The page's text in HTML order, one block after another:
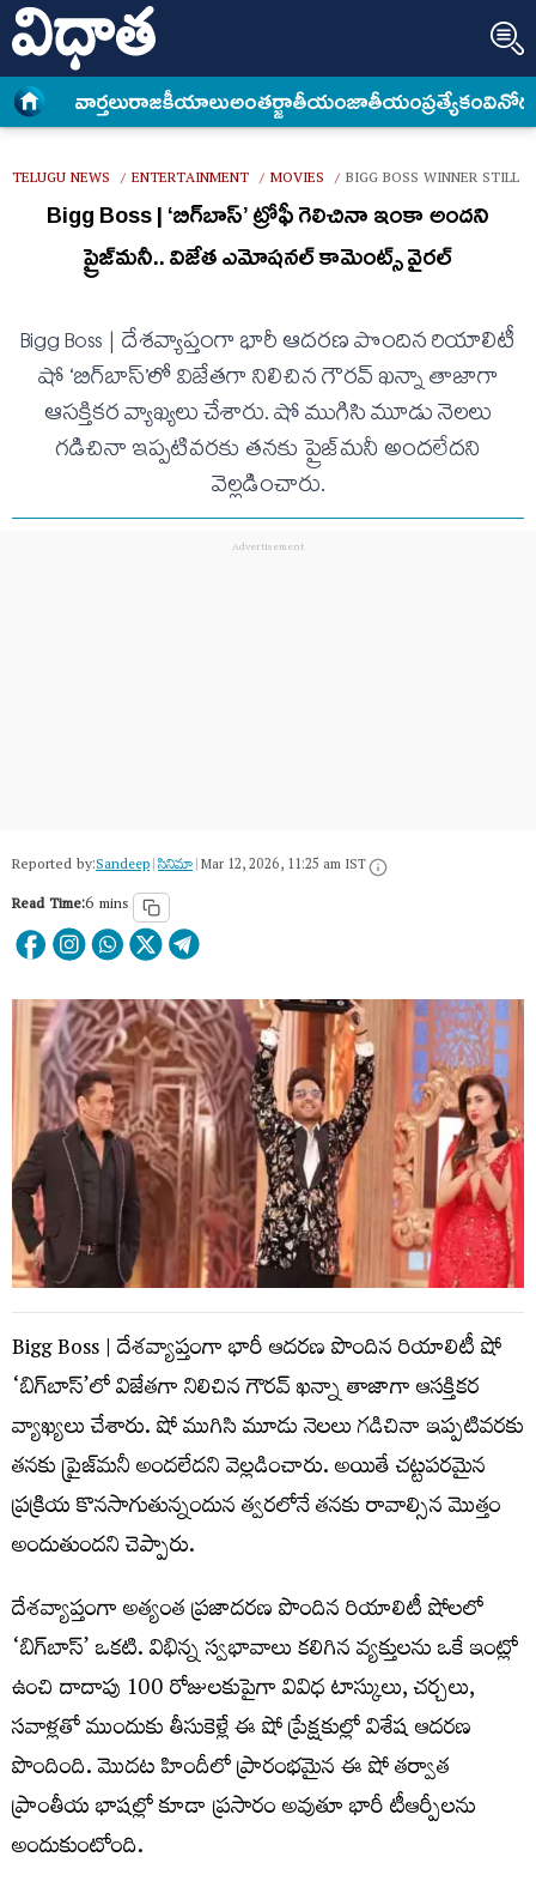
వార్త‌లురాజకీయాలుఅంత‌ర్జాతీయంజాతీయంప్రత్యేకం
TELUGU NEWS / ENTERTAINMENT / MOVIES / BIGG BOSS WINNER STILL
Bigg Boss | ‘బిగ్‌బాస్’ ట్రోఫీ గెలిచినా ఇంకా అంద‌ని
ప్రైజ్‌మనీ.. విజేత ఎమోష‌న‌ల్ కామెంట్స్ వైర‌ల్
Bigg Boss | దేశవ్యాప్తంగా భారీ ఆదరణ పొందిన రియాలిటీ
షో ‘బిగ్‌బాస్’లో విజేతగా నిలిచిన గౌరవ్ ఖన్నా తాజాగా
ఆసక్తికర వ్యాఖ్యలు చేశారు. షో ముగిసి మూడు నెలలు
గడిచినా ఇప్పటివరకు తనకు ప్రైజ్‌మనీ అందలేదని
వెల్లడించారు.
Reported by:Sandeep|సినిమా|Mar 12, 2026, 11:25 am IST
Read Time:6 mins
Bigg Boss | దేశవ్యాప్తంగా భారీ ఆదరణ పొందిన రియాలిటీ షో
‘బిగ్‌బాస్’లో విజేతగా నిలిచిన గౌరవ్ ఖన్నా తాజాగా ఆసక్తికర
వ్యాఖ్యలు చేశారు. షో ముగిసి మూడు నెలలు గడిచినా ఇప్పటివరకు
తనకు ప్రైజ్‌మనీ అందలేదని వెల్లడించారు. అయితే చట్టపరమైన
ప్రక్రియ కొనసాగుతున్నందున త్వరలోనే తనకు రావాల్సిన మొత్తం
అందుతుందని చెప్పారు.
దేశవ్యాప్తంగా అత్యంత ప్రజాదరణ పొందిన రియాలిటీ షోలలో
‘బిగ్‌బాస్’ ఒకటి. విభిన్న స్వభావాలు కలిగిన వ్యక్తులను ఒకే ఇంట్లో
ఉంచి దాదాపు 100 రోజులకుపైగా వివిధ టాస్కులు, చర్చలు,
సవాళ్లతో ముందుకు తీసుకెళ్లే ఈ షో ప్రేక్షకుల్లో విశేష ఆదరణ
పొందింది. మొదట హిందీలో ప్రారంభమైన ఈ షో తర్వాత
ప్రాంతీయ భాషల్లో కూడా ప్రసారం అవుతూ భారీ టీఆర్పీలను
అందుకుంటోంది.